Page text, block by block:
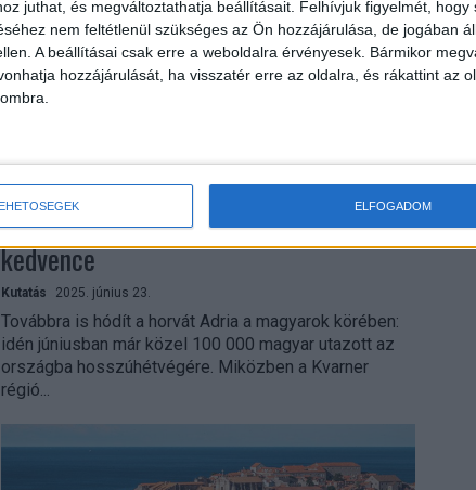
juthat, és megváltoztathatja beállításait. Felhívjuk figyelmét, hogy
nem feltétlenül szükséges az Ön hozzájárulása, de jogában
A beállításai csak erre a weboldalra érvényesek. Bármikor
hozzájárulását, ha visszatér erre az oldalra, és rákattint az
ELFOGADOM
Horvátország továbbra is a magyarok
kedvence
Kutatás 2025. június 23.
Továbbra is hódít a horvát Adria a magyarok körében:
idén júniusban már közel 100 000 magyar utazott az
országba hosszúhétvégére. Miközben a Kvarner
régió...